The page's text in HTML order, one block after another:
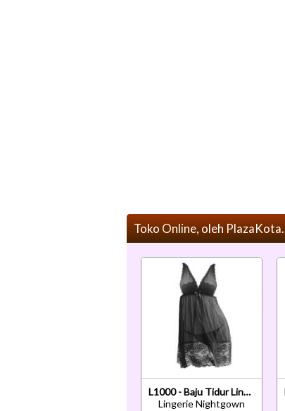
Toko Online, oleh
L1000 - Baju Tidur Lingerie Nightgown Sleepwear Midi Dress Hitam Transparan
Lingerie Nightgown